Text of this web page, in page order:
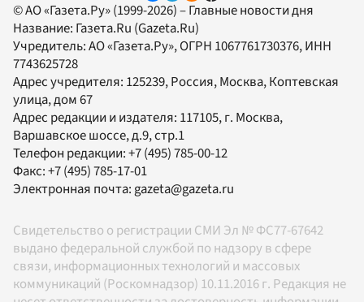
© АО «Газета.Ру» (1999-2026) – Главные новости дня
Название: Газета.Ru (Gazeta.Ru)
Учредитель:АО «Газета.Ру», ОГРН 1067761730376, ИНН
7743625728
Адрес учредителя: 125239, Россия, Москва, Коптевская
улица, дом 67
Адрес редакции и издателя: 117105, г. Москва,
Варшавское шоссе, д.9, стр.1
Телефон редакции:+7 (495) 785-00-12
Факс:+7 (495) 785-17-01
Электронная почта:gazeta@gazeta.ru
Свидетельство о регистрации СМИ Эл № ФС77-67642
выдано федеральной службой по надзору в сфере
связи, информационных технологий и массовых
коммуникаций (Роскомнадзор) 10.11.2016 г. Редакция не